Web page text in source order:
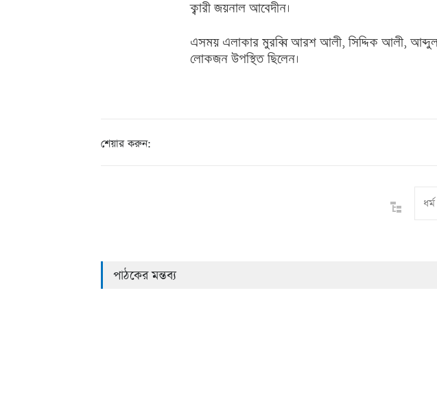
ক্বারী জয়নাল আবেদীন।
এসময় এলাকার মুরব্বি আরশ আলী, সিদ্দিক আলী, আব্দুল
লোকজন উপস্থিত ছিলেন।
শেয়ার করুন:
ধর্ম
পাঠকের মন্তব্য